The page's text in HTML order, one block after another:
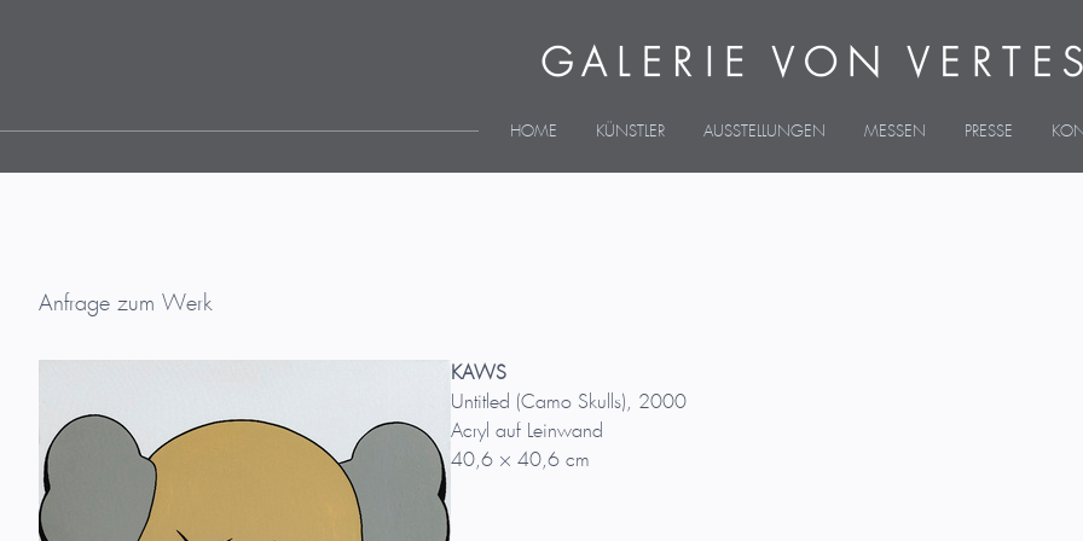
HOME KÜNSTLER AUSSTELLUNGEN MESSEN PRESSE
Anfrage zum Werk
KAWS
Untitled (Camo Skulls), 2000
Acryl auf Leinwand
40,6 × 40,6 cm